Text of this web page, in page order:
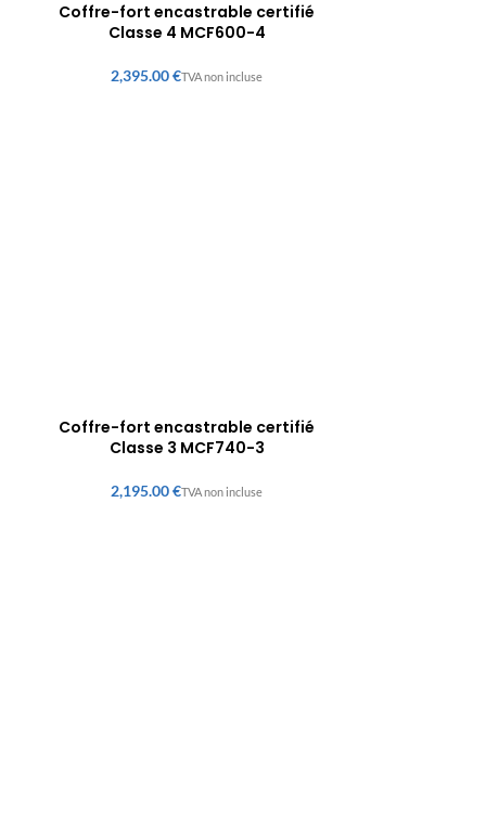
Coffre-fort encastrable certifié
Classe 4 MCF600-4
€
Coffre-fort encastrable certifié
Classe 3 MCF740-3
€